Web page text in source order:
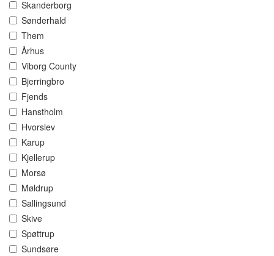
Skanderborg
Sønderhald
Them
Århus
Viborg County
Bjerringbro
Fjends
Hanstholm
Hvorslev
Karup
Kjellerup
Morsø
Møldrup
Sallingsund
Skive
Spøttrup
Sundsøre